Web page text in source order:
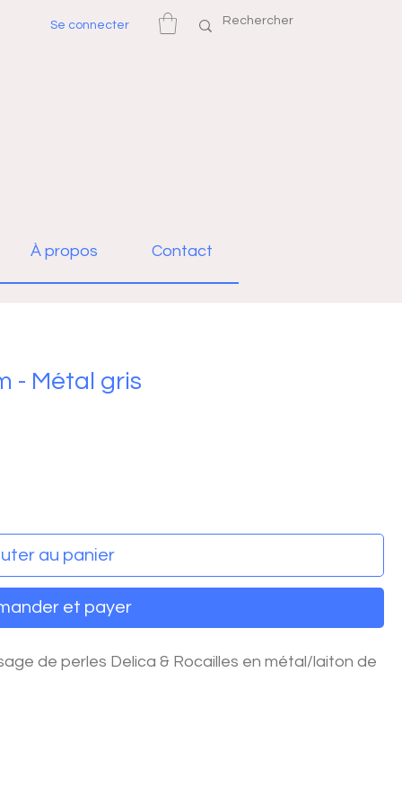
Se connecter
À propos Contact
- Métal gris
au panier
et payer
de perles Delica & Rocailles en métal/laiton de